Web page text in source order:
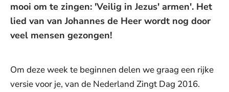
mooi om te zingen: 'Veilig in Jezus' armen'. Het
lied van van Johannes de Heer wordt nog door
veel mensen gezongen!
Om deze week te beginnen delen we graag een rijke
versie voor je, van de Nederland Zingt Dag 2016.